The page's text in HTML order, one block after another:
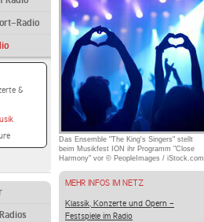
Radio
&
Das Ensemble "The King's Singers" stellt
beim Musikfest ION ihr Programm "Close
Harmony" vor © PeopleImages / iStock.com
MEHR INFOS IM NETZ
Klassik, Konzerte und Opern -
Festspiele im Radio